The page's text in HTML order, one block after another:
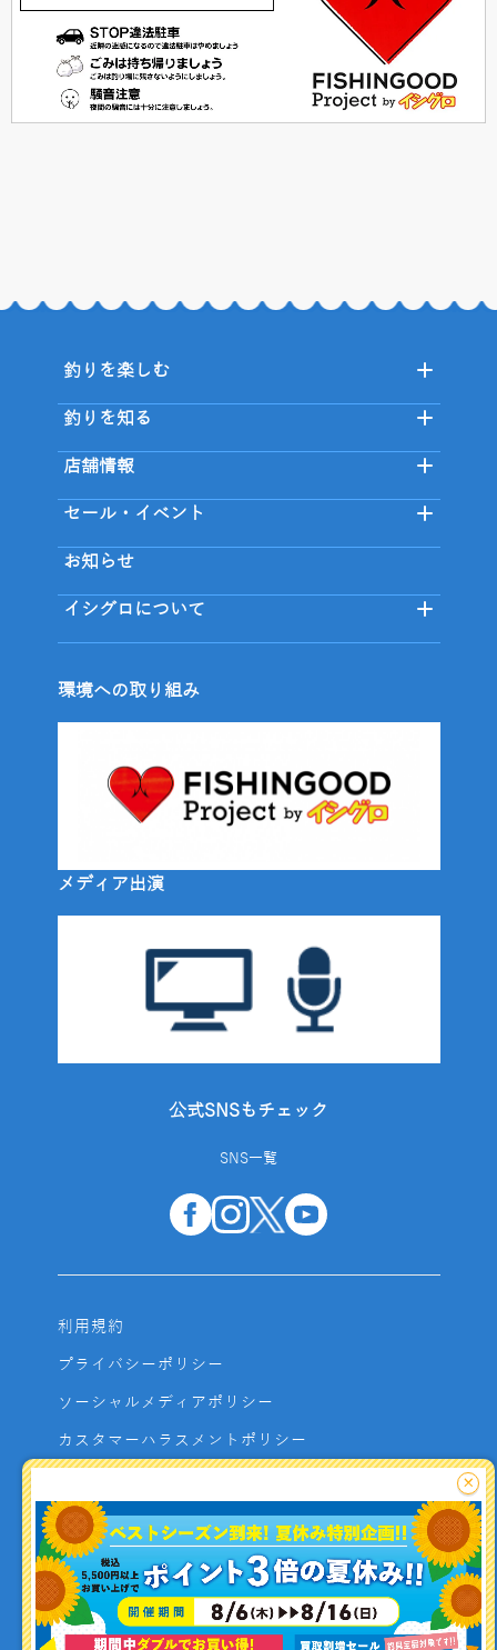
釣りを楽しむ
釣りを知る
店舗情報
セール・イベント
お知らせ
イシグロについて
環境への取り組み
メディア出演
公式SNSもチェック
SNS一覧
利用規約
プライバシーポリシー
ソーシャルメディアポリシー
カスタマーハラスメントポリシー
よくあるご質問
お問い合わせ
利用者資金の保全方法
×